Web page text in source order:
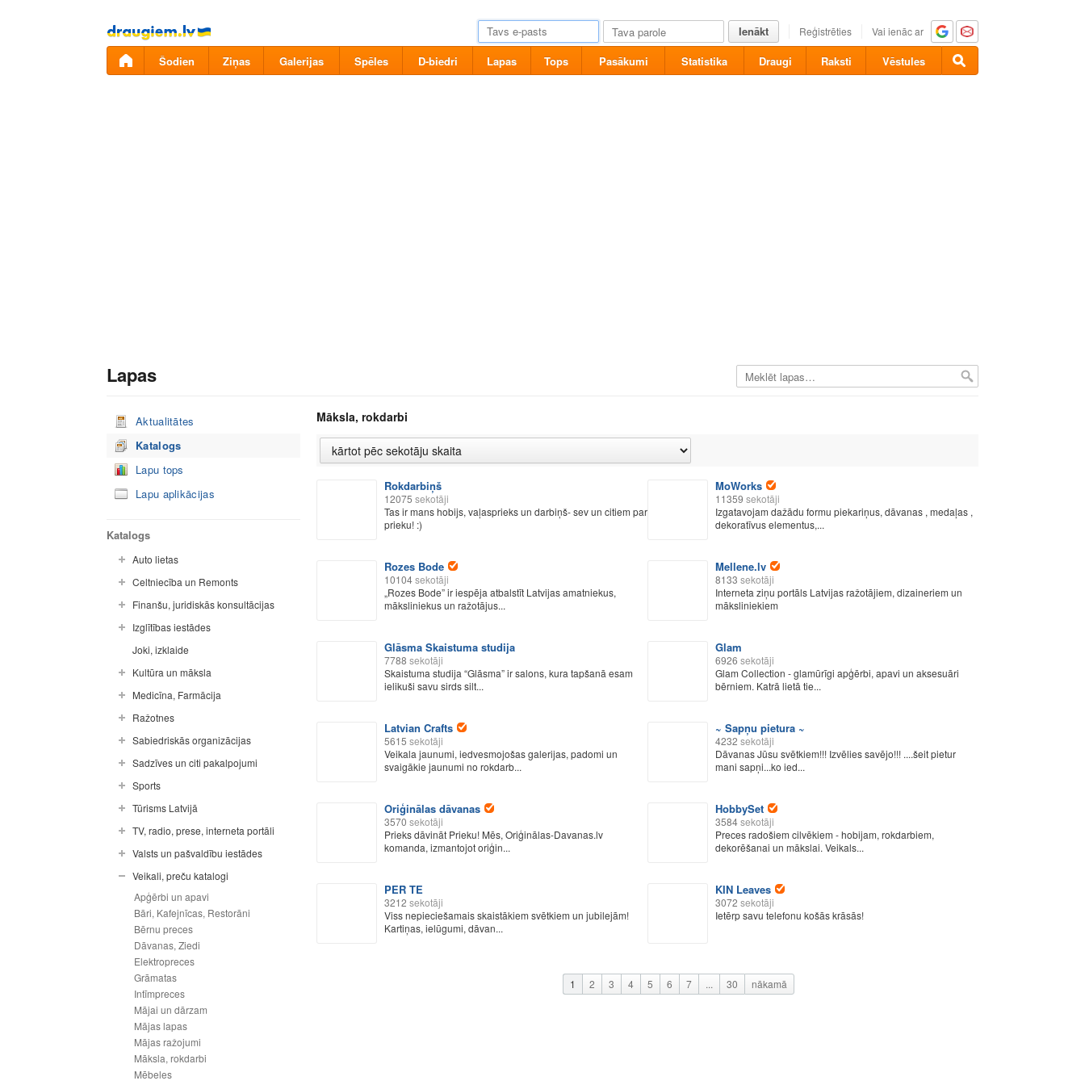
Pāriet
uz
saturu
Ienākt Reģistrēties Vai ienāc ar
Šodien Ziņas Galerijas Spēles D-biedri Lapas Tops Pasākumi Statistika Draugi Raksti Vēstules
Lapas
Aktualitātes
Katalogs
Lapu tops
Lapu aplikācijas
Katalogs
Auto lietas
Celtniecība un Remonts
Finanšu, juridiskās konsultācijas
Izglītības iestādes
Joki, izklaide
Kultūra un māksla
Medicīna, Farmācija
Ražotnes
Sabiedriskās organizācijas
Sadzīves un citi pakalpojumi
Sports
Tūrisms Latvijā
TV, radio, prese, interneta portāli
Valsts un pašvaldību iestādes
Veikali, preču katalogi
Apģērbi un apavi
Bāri, Kafejnīcas, Restorāni
Bērnu preces
Dāvanas, Ziedi
Elektropreces
Grāmatas
Intīmpreces
Mājai un dārzam
Mājas lapas
Mājas ražojumi
Māksla, rokdarbi
Mēbeles
Māksla, rokdarbi
Rokdarbiņš
12075 sekotāji
Tas ir mans hobijs, vaļasprieks un darbiņš- sev un citiem par
prieku! :)
MoWorks
11359 sekotāji
Izgatavojam dažādu formu piekariņus, dāvanas , medaļas ,
dekoratīvus elementus,...
Rozes Bode
10104sekotāji
„Rozes Bode” ir iespēja atbalstīt Latvijas amatniekus,
māksliniekus un ražotājus...
Mellene.lv
8133 sekotāji
Interneta ziņu portāls Latvijas ražotājiem, dizaineriem un
māksliniekiem
Glāsma Skaistuma studija
7788 sekotāji
Skaistuma studija “Glāsma” ir salons, kura tapšanā esam
ielikuši savu sirds silt...
Glam
6926 sekotāji
Glam Collection - glamūrīgi apģērbi, apavi un aksesuāri
bērniem. Katrā lietā tie...
Latvian Crafts
5615 sekotāji
Veikala jaunumi, iedvesmojošas galerijas, padomi un
svaigākie jaunumi no rokdarb...
~ Sapņu pietura ~
4232 sekotāji
Dāvanas Jūsu svētkiem!!! Izvēlies savējo!!! ....šeit pietur
mani sapņi...ko ied...
Oriģinālas dāvanas
3570 sekotāji
Prieks dāvināt Prieku! Mēs, Oriģinālas-Davanas.lv
komanda, izmantojot oriģin...
HobbySet
3584sekotāji
Preces radošiem cilvēkiem - hobijam, rokdarbiem,
dekorēšanai un mākslai. Veikals...
PER TE
3212 sekotāji
Viss nepieciešamais skaistākiem svētkiem un jubilejām!
Kartiņas, ielūgumi, dāvan...
KIN Leaves
3072 sekotāji
Ietērp savu telefonu košās krāsās!
1 2 3 4 5 6 7 ... 30 nākamā